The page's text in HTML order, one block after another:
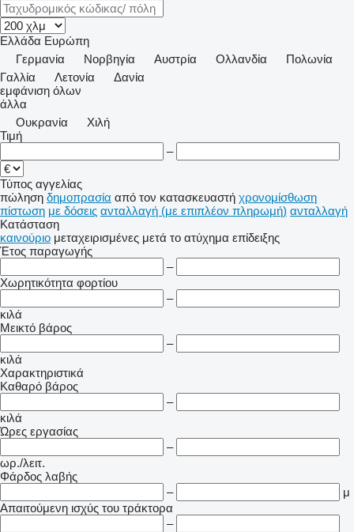
Ελλάδα Ευρώπη
Γερμανία
Νορβηγία Αυστρία Ολλανδία
Πολωνία
Γαλλία
Λετονία
Δανία
εμφάνιση όλων
άλλα
Ουκρανία
Χιλή
Τιμή
–
Τύπος αγγελίας
πώληση δημοπρασία από τον κατασκευαστή χρονομίσθωση
πίστωση με δόσεις ανταλλαγή (με επιπλέον πληρωμή) ανταλλαγή
Κατάσταση
καινούριο μεταχειρισμένες μετά το ατύχημα επίδειξης
Έτος παραγωγής
–
Χωρητικότητα φορτίου
–
κιλά
Μεικτό βάρος
–
κιλά
Χαρακτηριστικά
Καθαρό βάρος
–
κιλά
Ώρες εργασίας
–
ωρ./λειτ.
Φάρδος λαβής
–
μ
Απαιτούμενη ισχύς του τράκτορα
–